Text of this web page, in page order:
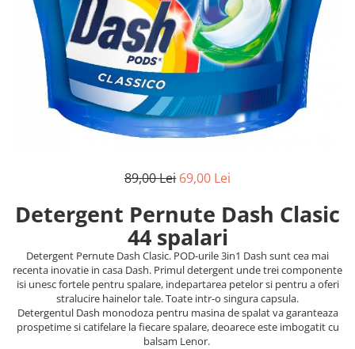
Balsam de par
Ceara de par si gel
Accesorii par
Cosmetice profesionale
Sampon de par
Tratamente si masca de par
Vopsea de par si oxidant
Ingrijire corp
Deodorante si antiperspirante
Lotiuni si creme de corp
Parfumuri
Sapunuri
89,00 Lei 69,00 Lei
Detergent Pernute Dash Clasic
44 spalari
Detergent Pernute Dash Clasic. POD-urile 3in1 Dash sunt cea mai
recenta inovatie in casa Dash. Primul detergent unde trei componente
isi unesc fortele pentru spalare, indepartarea petelor si pentru a oferi
stralucire hainelor tale. Toate intr-o singura capsula.
Detergentul Dash monodoza pentru masina de spalat va garanteaza
prospetime si catifelare la fiecare spalare, deoarece este imbogatit cu
balsam Lenor.